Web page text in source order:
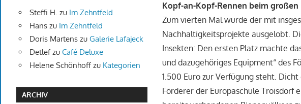
Kopf-an-Kopf-Rennen beim
Zum vierten Mal wurde der mit
Nachhaltigkeitsprojekte ausgelobt.
Insekten: Den ersten Platz machte
und dazugehöriges Equipment“ des
1.500 Euro zur Verfügung steht.
Förderer der Europaschule Troisdorf
Steffi H. zu Im Zehntfeld
Hanszu Im Zehntfeld
Doris Martenszu Galerie Lafajeck
Detlefzu Café Deluxe
Helene Schönhoffzu Kategorien
ARCHIV